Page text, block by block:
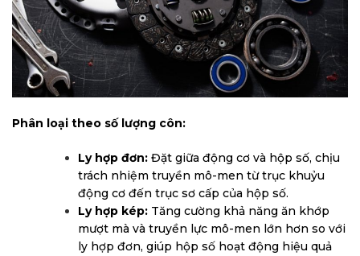
Phân loại theo số lượng côn:
Ly hợp đơn: Đặt giữa động cơ và hộp số, chịu
trách nhiệm truyền mô-men từ trục khuỷu
động cơ đến trục sơ cấp của hộp số.
Ly hợp kép: Tăng cường khả năng ăn khớp
mượt mà và truyền lực mô-men lớn hơn so với
ly hợp đơn, giúp hộp số hoạt động hiệu quả